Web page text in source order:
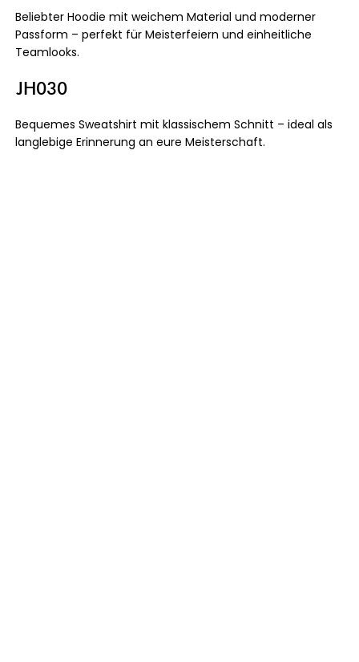
Beliebter Hoodie mit weichem Material und moderner
Passform – perfekt für Meisterfeiern und einheitliche
Teamlooks.
JH030
Bequemes Sweatshirt mit klassischem Schnitt – ideal als
langlebige Erinnerung an eure Meisterschaft.